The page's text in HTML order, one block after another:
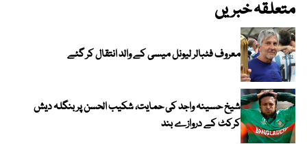
متعلقہ خبریں
معروف فٹبالر لیونل میسی کے والد انتقال کر گئے
شیخ حسینہ واجد کی حمایت، شکیب الحسن پر بنگلہ دیش
کرکٹ کے دروازے بند